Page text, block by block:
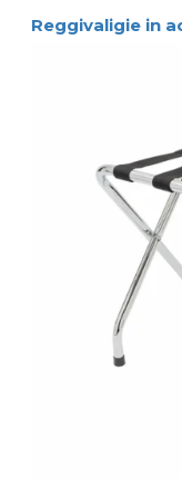
Reggivaligie in